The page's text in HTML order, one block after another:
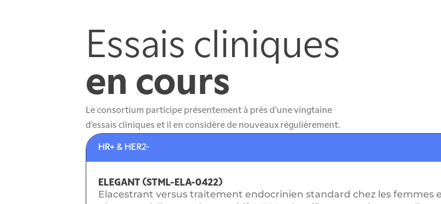
Essais cliniques
en cours
Le consortium participe présentement à près d’une vingtaine
d’essais cliniques et il en considère de nouveaux régulièrement.
HR+ & HER2-
ELEGANT (STML-ELA-0422)
Elacestrant versus traitement endocrinien standard chez les femmes